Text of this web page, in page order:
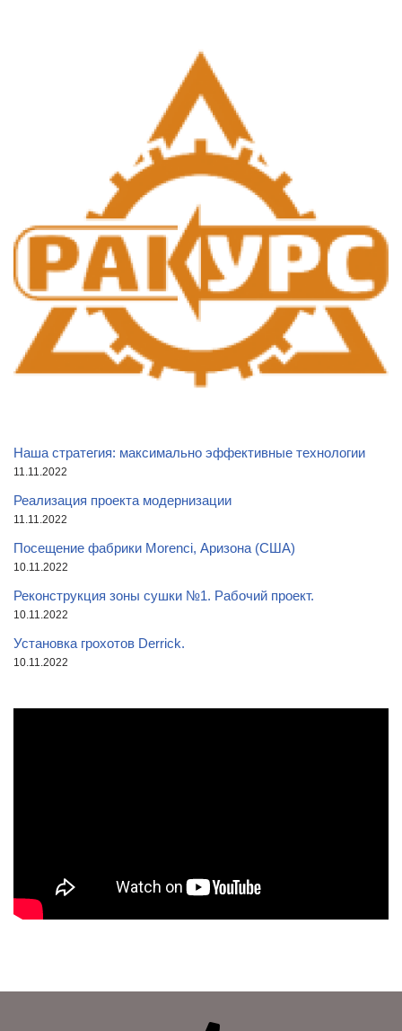
Наша стратегия: максимально эффективные технологии
11.11.2022
Реализация проекта модернизации
11.11.2022
Посещение фабрики Morenci, Аризона (США)
10.11.2022
Реконструкция зоны сушки №1. Рабочий проект.
10.11.2022
Установка грохотов Derrick.
10.11.2022